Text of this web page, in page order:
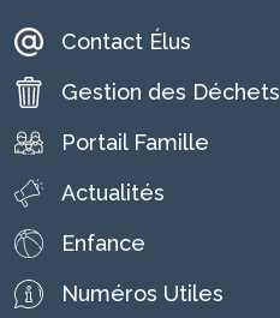
Contact Élus
Gestion des Déchets
Portail Famille
Actualités
Enfance
Numéros Utiles